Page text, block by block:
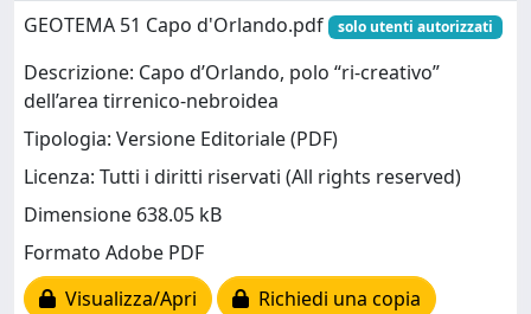
GEOTEMA 51 Capo d'Orlando.pdf
solo utenti autorizzati
Descrizione: Capo d’Orlando, polo “ri-creativo”
dell’area tirrenico-nebroidea
Tipologia: Versione Editoriale (PDF)
Licenza: Tutti i diritti riservati (All rights reserved)
Dimensione 638.05 kB
Formato Adobe PDF
Visualizza/Apri
Richiedi una copia